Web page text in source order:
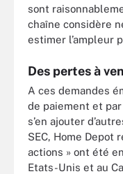
sont
chaîne considère
estimer l’ampleur
Des pertes à
A ces demandes
de paiement et
s’en ajouter
SEC, Home Depot
actions » ont été
Etats-Unis et au